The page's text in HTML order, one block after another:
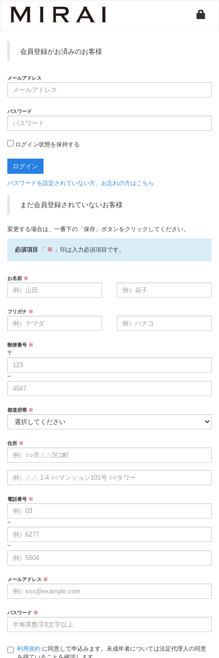
会員登録がお済みのお客様
メールアドレス
パスワード
ログイン状態を保持する
パスワードを設定されていない方、お忘れの方はこちら
まだ会員登録されていないお客様
変更する場合は、一番下の「保存」ボタンをクリックしてください。
必須項目 「 ※ 」印は入力必須項目です。
お名前 ※
フリガナ ※
郵便番号 ※
〒
−
都道府県 ※
住所 ※
電話番号 ※
−
−
メールアドレス ※
パスワード ※
利用規約 に同意して申込みます。未成年者については法定代理人の同意